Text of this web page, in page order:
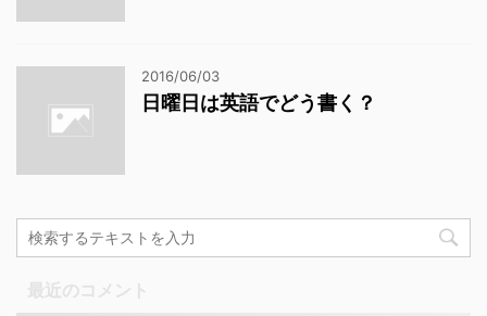
2016/06/03
日曜日は英語でどう書く？